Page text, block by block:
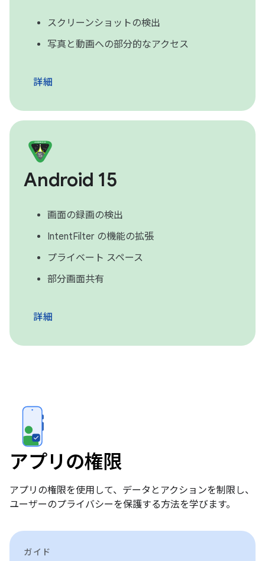
スクリーンショットの検出
写真と動画への部分的なアクセス
詳細
Android 15
画面の録画の検出
IntentFilter の機能の拡張
プライベート スペース
部分画面共有
詳細
アプリの権限
アプリの権限を使用して、データとアクションを制限し、
ユーザーのプライバシーを保護する方法を学びます。
ガイド